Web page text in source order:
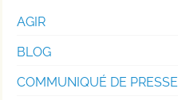
AGIR
BLOG
COMMUNIQUÉ DE PRESSE